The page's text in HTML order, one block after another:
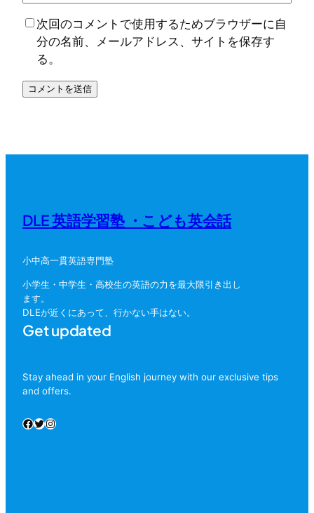
次回のコメントで使用するためブラウザーに自
分の名前、メールアドレス、サイトを保存す
る。
DLE 英語学習塾 ・こども英会話
小中高一貫英語専門塾
小学生・中学生・高校生の英語の力を最大限引き出し
ます。
DLEが近くにあって、行かない手はない。
Get updated
Stay ahead in your English journey with our exclusive tips
and offers.
Facebook Twitter Instagram